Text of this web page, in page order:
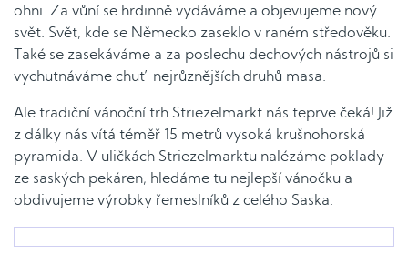
ohni. Za vůní se hrdinně vydáváme a objevujeme nový
svět. Svět, kde se Německo zaseklo v raném středověku.
Také se zasekáváme a za poslechu dechových nástrojů si
vychutnáváme chuť nejrůznějších druhů masa.
Ale tradiční vánoční trh Striezelmarkt nás teprve čeká! Již
z dálky nás vítá téměř 15 metrů vysoká krušnohorská
pyramida. V uličkách Striezelmarktu nalézáme poklady
ze saských pekáren, hledáme tu nejlepší vánočku a
obdivujeme výrobky řemeslníků z celého Saska.